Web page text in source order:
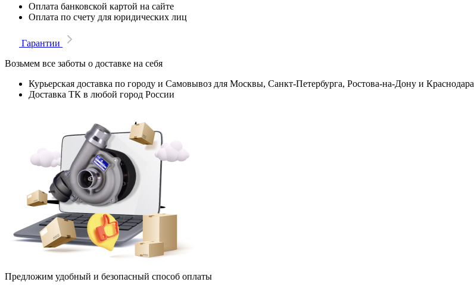
Оплата банковской картой на сайте
Оплата по счету для юридических лиц
Гарантии
Возьмем все заботы о доставке на себя
Курьерская доставка по городу и Самовывоз для Москвы, Санкт-Петербурга, Ростова-на-Дону и Краснодара
Доставка ТК в любой город России
Предложим удобный и безопасный способ оплаты